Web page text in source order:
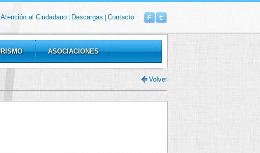
Atención al Ciudadano Descargas Contacto
ASOCIACIONES
Volver